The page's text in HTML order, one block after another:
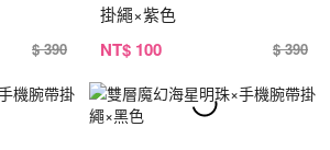
$ 390
掛繩×紫色
NT$ 100 $ 390